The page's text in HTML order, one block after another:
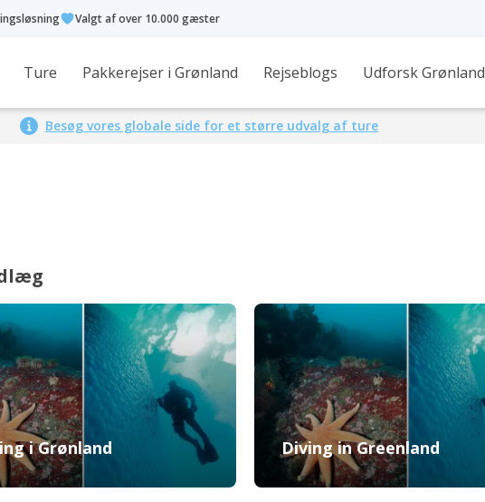
Valgt af over 10.000 gæster
Ture Pakkerejser i Grønland Rejseblogs Udforsk Grønland
Besøg vores globale side for et større udvalg af ture
i Grønland Diving in Greenland